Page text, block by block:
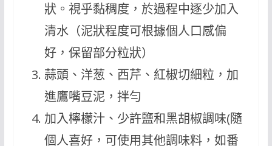
狀。視乎黏稠度，於過程中逐少加入
清水（泥狀程度可根據個人口感偏
好，保留部分粒狀）
蒜頭、洋葱、西芹、紅椒切細粒，加
進鷹嘴豆泥，拌勻
加入檸檬汁、少許鹽和黑胡椒調味(隨
個人喜好，可使用其他調味料，如番